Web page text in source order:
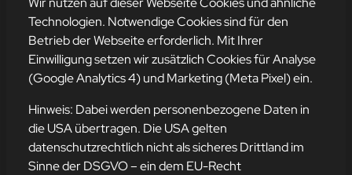
Adresse
mission-webstyle oHG
Bürgermeister-Regitz-Straße 40
66539 Neunkirchen
E-Mail:kontakt@mission-webstyle.de
Technologien. Notwendige Cookies sind für den
Betrieb der Webseite erforderlich. Mit Ihrer
Einwilligung setzen wir zusätzlich Cookies für Analyse
(Google Analytics 4) und Marketing (Meta Pixel) ein.
Hinweis: Dabei werden personenbezogene Daten in
die USA übertragen. Die USA gelten
datenschutzrechtlich nicht als sicheres Drittland im
Sinne der DSGVO – ein dem EU-Recht